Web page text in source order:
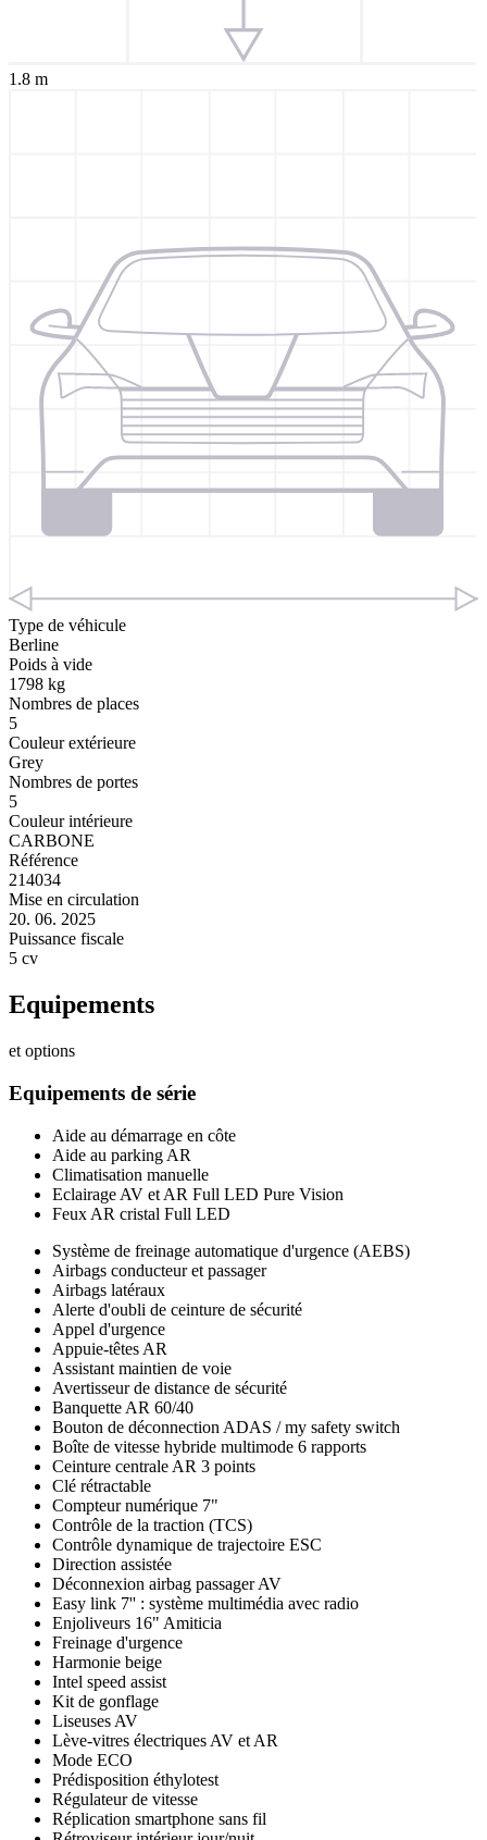
1.8 m
Type de véhicule
Berline
Poids à vide
1798 kg
Nombres de places
5
Couleur extérieure
Grey
Nombres de portes
5
Couleur intérieure
CARBONE
Référence
214034
Mise en circulation
20. 06. 2025
Puissance fiscale
5 cv
Equipements
et options
Equipements de série
Aide au démarrage en côte
Aide au parking AR
Climatisation manuelle
Eclairage AV et AR Full LED Pure Vision
Feux AR cristal Full LED
Système de freinage automatique d'urgence (AEBS)
Airbags conducteur et passager
Airbags latéraux
Alerte d'oubli de ceinture de sécurité
Appel d'urgence
Appuie-têtes AR
Assistant maintien de voie
Avertisseur de distance de sécurité
Banquette AR 60/40
Bouton de déconnection ADAS / my safety switch
Boîte de vitesse hybride multimode 6 rapports
Ceinture centrale AR 3 points
Clé rétractable
Compteur numérique 7"
Contrôle de la traction (TCS)
Contrôle dynamique de trajectoire ESC
Direction assistée
Déconnexion airbag passager AV
Easy link 7'' : système multimédia avec radio
Enjoliveurs 16" Amiticia
Freinage d'urgence
Harmonie beige
Intel speed assist
Kit de gonflage
Liseuses AV
Lève-vitres électriques AV et AR
Mode ECO
Prédisposition éthylotest
Régulateur de vitesse
Réplication smartphone sans fil